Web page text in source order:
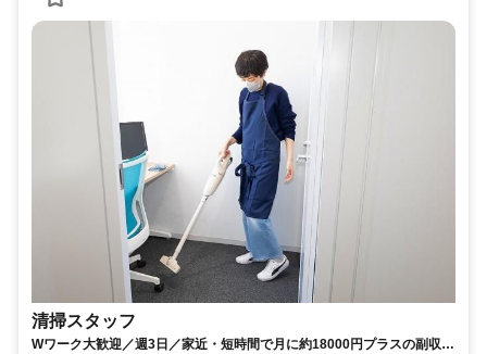
清掃スタッフ
Wワーク大歓迎／週3日／家近・短時間で月に約18000円プラスの副収